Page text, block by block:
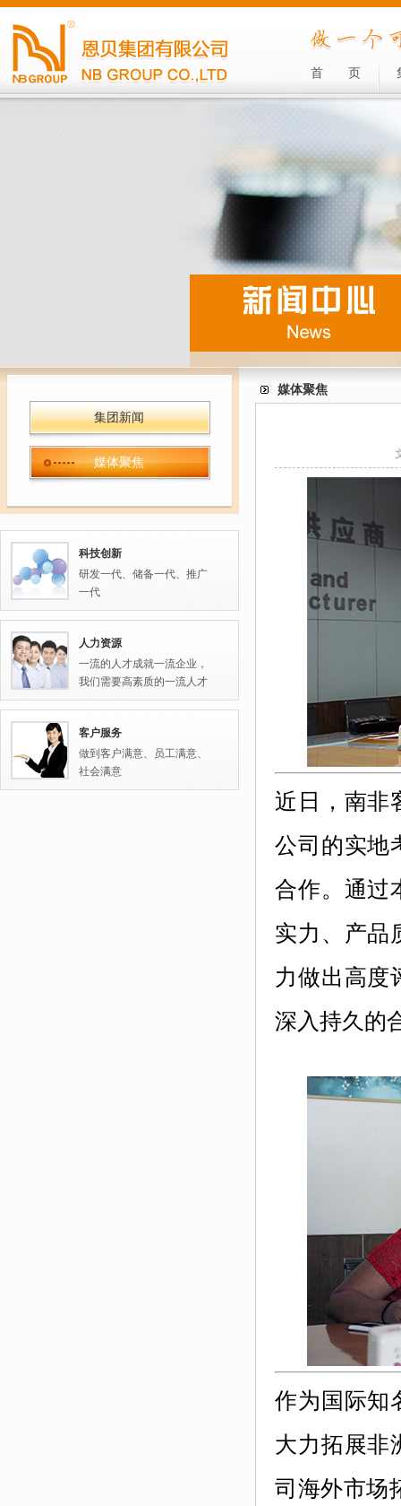
首 页
集团新闻
媒体聚焦
科技创新
研发一代、储备一代、推广
一代
人力资源
一流的人才成就一流企业，
我们需要高素质的一流人才
客户服务
做到客户满意、员工满意、
社会满意
媒体聚焦
近日，南非
公司的实地
合作。通过
实力、产品
力做出高度
深入持久的
作为国际知
大力拓展非
司海外市场